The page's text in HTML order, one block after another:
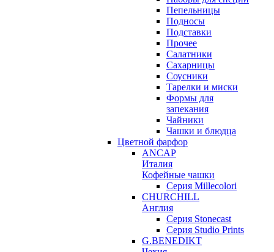
Пепельницы
Подносы
Подставки
Прочее
Салатники
Сахарницы
Соусники
Тарелки и миски
Формы для
запекания
Чайники
Чашки и блюдца
Цветной фарфор
ANCAP
Италия
Кофейные чашки
Серия Millecolori
CHURCHILL
Англия
Серия Stonecast
Серия Studio Prints
G.BENEDIKT